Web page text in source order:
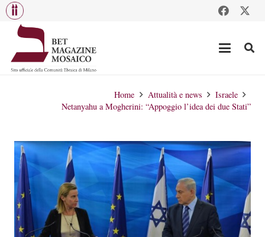
Home Attualità e news
Israele
Netanyahu a Mogherini: “Appoggio l’idea dei due Stati”